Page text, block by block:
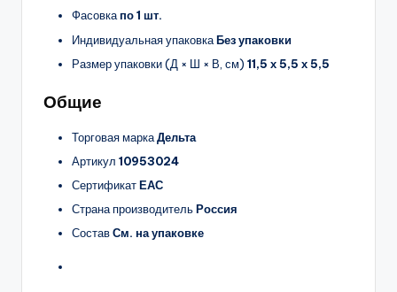
Фасовкапо 1 шт.
Индивидуальная упаковкаБез упаковки
Размер упаковки (Д × Ш × В, см) 11,5 х 5,5 х 5,5
Общие
Торговая маркаДельта
Артикул 10953024
СертификатЕАС
Страна производительРоссия
СоставСм. на упаковке